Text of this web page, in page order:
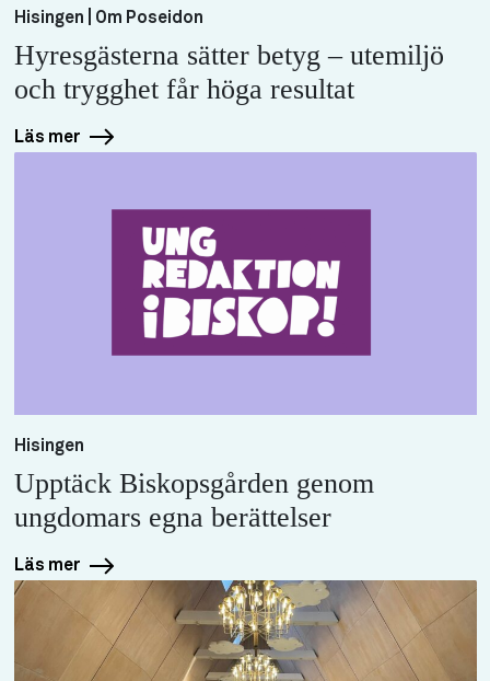
Hisingen | Om Poseidon
Hyresgästerna sätter betyg – utemiljö
och trygghet får höga resultat
Läs mer
Hisingen
Upptäck Biskopsgården genom
ungdomars egna berättelser
Läs mer